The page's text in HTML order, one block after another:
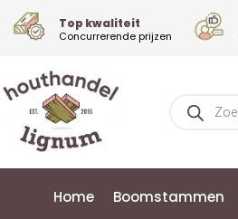
Top kwaliteit
Concurrerende prijzen
Home Boomstammen